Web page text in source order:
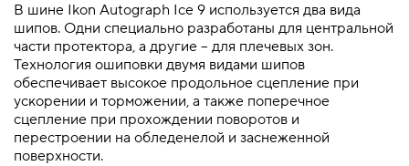
В шине Ikon Autograph Ice 9 используется два вида
шипов. Одни специально разработаны для центральной
части протектора, а другие – для плечевых зон.
Технология ошиповки двумя видами шипов
обеспечивает высокое продольное сцепление при
ускорении и торможении, а также поперечное
сцепление при прохождении поворотов и
перестроении на обледенелой и заснеженной
поверхности.